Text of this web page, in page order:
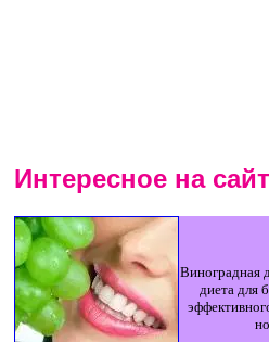
Интересное на
Виноградная
диета для